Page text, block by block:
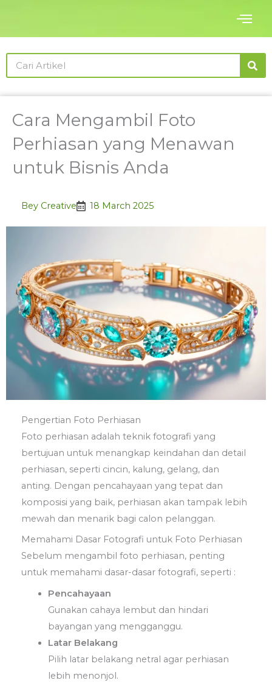
content
Search
Cara Mengambil Foto
Perhiasan yang Menawan
untuk Bisnis Anda
Bey Creative 18 March 2025
Pengertian Foto Perhiasan
Foto perhiasan adalah teknik fotografi yang
bertujuan untuk menangkap keindahan dan detail
perhiasan, seperti cincin, kalung, gelang, dan
anting. Dengan pencahayaan yang tepat dan
komposisi yang baik, perhiasan akan tampak lebih
mewah dan menarik bagi calon pelanggan.
Memahami Dasar Fotografi untuk Foto Perhiasan
Sebelum mengambil foto perhiasan, penting
untuk memahami dasar-dasar fotografi, seperti :
Pencahayaan
Gunakan cahaya lembut dan hindari
bayangan yang mengganggu.
Latar Belakang
Pilih latar belakang netral agar perhiasan
lebih menonjol.